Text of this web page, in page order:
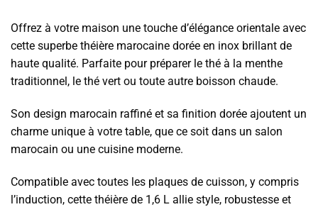
Offrez à votre maison une touche d’élégance orientale avec
cette superbe théière marocaine dorée en inox brillant de
haute qualité. Parfaite pour préparer le thé à la menthe
traditionnel, le thé vert ou toute autre boisson chaude.
Son design marocain raffiné et sa finition dorée ajoutent un
charme unique à votre table, que ce soit dans un salon
marocain ou une cuisine moderne.
Compatible avec toutes les plaques de cuisson, y compris
l’induction, cette théière de 1,6 L allie style, robustesse et